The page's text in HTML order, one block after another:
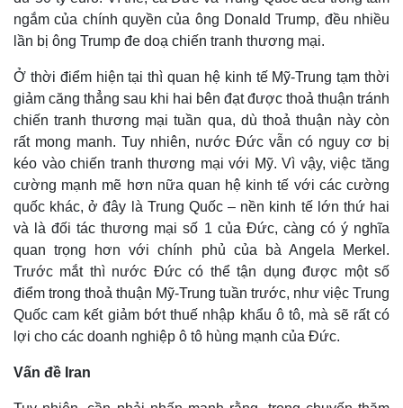
Thế giới
Quan sát
Cuộc sống đó đây
Hồ sơ
Multimedia
Video
Ảnh
E-Magazine
Infographic
ngắm của chính quyền của ông Donald Trump, đều nhiều
lần bị ông Trump đe doạ chiến tranh thương mại.
Ở thời điểm hiện tại thì quan hệ kinh tế Mỹ-Trung tạm thời
giảm căng thẳng sau khi hai bên đạt được thoả thuận tránh
chiến tranh thương mại tuần qua, dù thoả thuận này còn
rất mong manh. Tuy nhiên, nước Đức vẫn có nguy cơ bị
kéo vào chiến tranh thương mại với Mỹ. Vì vậy, việc tăng
cường mạnh mẽ hơn nữa quan hệ kinh tế với các cường
quốc khác, ở đây là Trung Quốc – nền kinh tế lớn thứ hai
và là đối tác thương mại số 1 của Đức, càng có ý nghĩa
quan trọng hơn với chính phủ của bà Angela Merkel.
Trước mắt thì nước Đức có thể tận dụng được một số
điểm trong thoả thuận Mỹ-Trung tuần trước, như việc Trung
Quốc cam kết giảm bớt thuế nhập khẩu ô tô, mà sẽ rất có
lợi cho các doanh nghiệp ô tô hùng mạnh của Đức.
Vấn đề Iran